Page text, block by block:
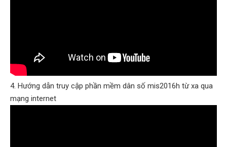
4. Hướng dẫn truy cập phần mềm dân số mis2016h từ xa qua
mạng internet